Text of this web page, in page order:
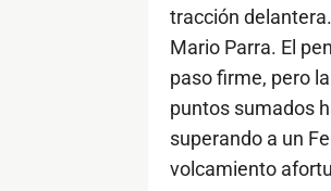
tracción
Mario Parra. El
paso firme, pero
puntos sumados
superando a un
volcamiento